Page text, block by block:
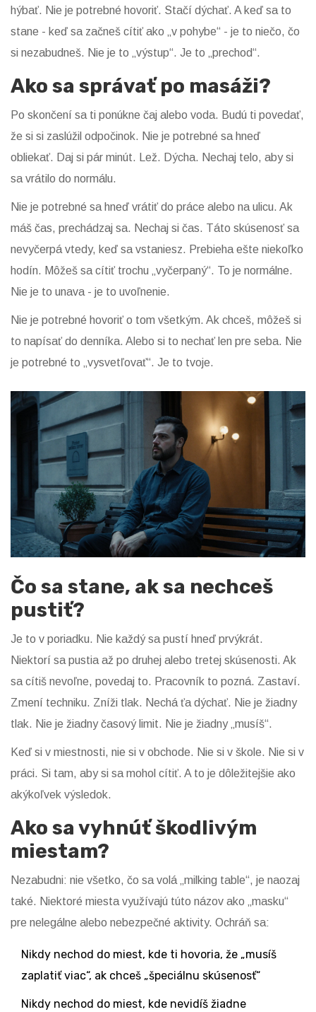
hýbať. Nie je potrebné hovoriť. Stačí dýchať. A keď sa to
stane - keď sa začneš cítiť ako „v pohybe“ - je to niečo, čo
si nezabudneš. Nie je to „výstup“. Je to „prechod“.
Ako sa správať po masáži?
Po skončení sa ti ponúkne čaj alebo voda. Budú ti povedať,
že si si zaslúžil odpočinok. Nie je potrebné sa hneď
obliekať. Daj si pár minút. Lež. Dýcha. Nechaj telo, aby si
sa vrátilo do normálu.
Nie je potrebné sa hneď vrátiť do práce alebo na ulicu. Ak
máš čas, prechádzaj sa. Nechaj si čas. Táto skúsenosť sa
nevyčerpá vtedy, keď sa vstaniesz. Prebieha ešte niekoľko
hodín. Môžeš sa cítiť trochu „vyčerpaný“. To je normálne.
Nie je to unava - je to uvoľnenie.
Nie je potrebné hovoriť o tom všetkým. Ak chceš, môžeš si
to napísať do denníka. Alebo si to nechať len pre seba. Nie
je potrebné to „vysvetľovať“. Je to tvoje.
Čo sa stane, ak sa nechceš
pustiť?
Je to v poriadku. Nie každý sa pustí hneď prvýkrát.
Niektorí sa pustia až po druhej alebo tretej skúsenosti. Ak
sa cítiš nevoľne, povedaj to. Pracovník to pozná. Zastaví.
Zmení techniku. Zníži tlak. Nechá ťa dýchať. Nie je žiadny
tlak. Nie je žiadny časový limit. Nie je žiadny „musíš“.
Keď si v miestnosti, nie si v obchode. Nie si v škole. Nie si v
práci. Si tam, aby si sa mohol cítiť. A to je dôležitejšie ako
akýkoľvek výsledok.
Ako sa vyhnúť škodlivým
miestam?
Nezabudni: nie všetko, čo sa volá „milking table“, je naozaj
také. Niektoré miesta využívajú túto názov ako „masku“
pre nelegálne alebo nebezpečné aktivity. Ochráň sa:
Nikdy nechod do miest, kde ti hovoria, že „musíš
zaplatiť viac“, ak chceš „špeciálnu skúsenosť“
Nikdy nechod do miest, kde nevidíš žiadne